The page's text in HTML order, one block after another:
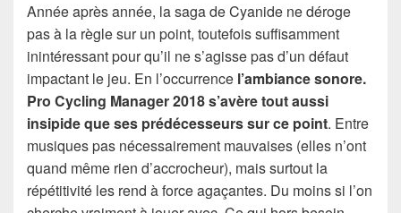
Année après année, la saga de Cyanide ne déroge
pas à la règle sur un point, toutefois suffisamment
inintéressant pour qu’il ne s’agisse pas d’un défaut
impactant le jeu. En l’occurrence l’ambiance sonore.
Pro Cycling Manager 2018 s’avère tout aussi
insipide que ses prédécesseurs sur ce point. Entre
musiques pas nécessairement mauvaises (elles n’ont
quand même rien d’accrocheur), mais surtout la
répétitivité les rend à force agaçantes. Du moins si l’on